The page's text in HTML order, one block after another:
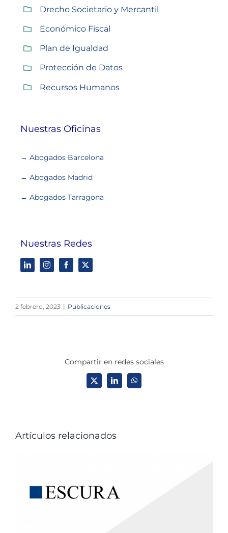
Drecho Societario y Mercantil
Económico Fiscal
Plan de Igualdad
Protección de Datos
Recursos Humanos
Nuestras Oficinas
→ Abogados Barcelona
→ Abogados Madrid
→ Abogados Tarragona
Nuestras Redes
2 febrero, 2023 | Publicaciones
Compartir en redes sociales
X LinkedInWhatsApp
Artículos relacionados